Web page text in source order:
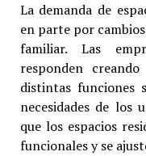
La demanda de
en parte por
familiar. Las
responden
distintas funciones
necesidades de los
que los espacios
funcionales y se